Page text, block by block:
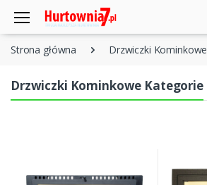
Strona główna Drzwiczki Kominkowe
Drzwiczki Kominkowe Kategorie